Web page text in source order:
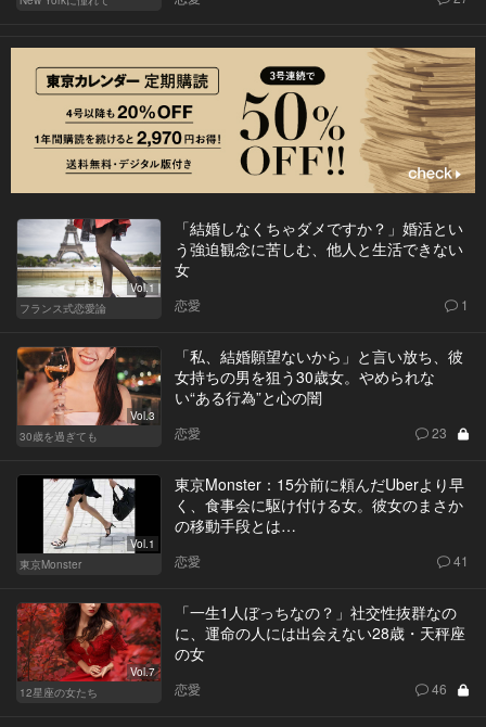
Vol.1
フランス式恋愛論
「結婚しなくちゃダメですか？」婚活とい
う強迫観念に苦しむ、他人と生活できない
女
恋愛 1
Vol.3
30歳を過ぎても
「私、結婚願望ないから」と言い放ち、彼
女持ちの男を狙う30歳女。やめられな
い“ある行為”と心の闇
恋愛 23
Vol.1
東京Monster
東京Monster：15分前に頼んだUberより早
く、食事会に駆け付ける女。彼女のまさか
の移動手段とは…
恋愛 41
Vol.7
12星座の女たち
「一生1人ぼっちなの？」社交性抜群なの
に、運命の人には出会えない28歳・天秤座
の女
恋愛 46